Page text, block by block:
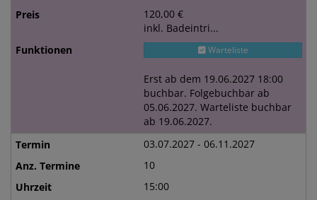
120,00 €
inkl. Badeintri...
Warteliste
Erst ab dem 19.06.2027 18:00
buchbar. Folgebuchbar ab
05.06.2027. Warteliste buchbar
ab 19.06.2027.
03.07.2027 - 06.11.2027
10
15:00